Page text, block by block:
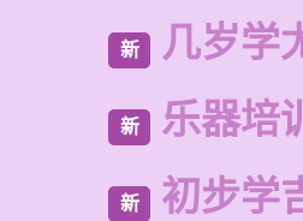
新 几岁学
新 乐器培
新 初步学